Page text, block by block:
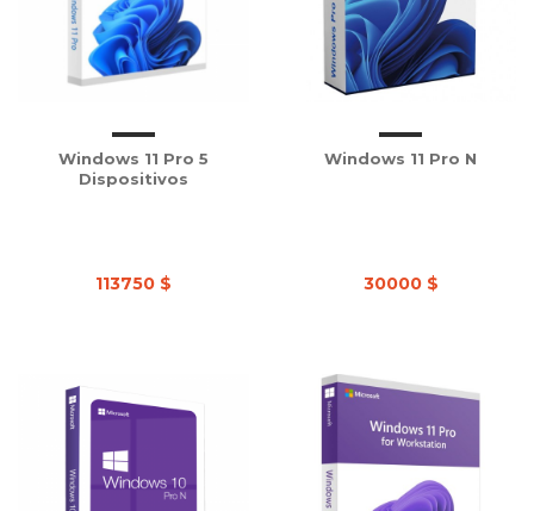
Windows 11 Pro 5
Dispositivos
113750 $
Windows 11 Pro N
30000 $